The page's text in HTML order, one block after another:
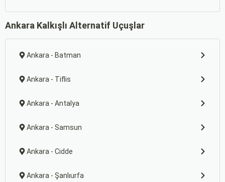
Ankara Kalkışlı Alternatif Uçuşlar
Ankara - Batman
Ankara - Tiflis
Ankara - Antalya
Ankara - Samsun
Ankara - Cidde
Ankara - Şanlıurfa